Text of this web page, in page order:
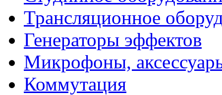
Трансляционное
Генераторы эффектов
Микрофоны,
Коммутация